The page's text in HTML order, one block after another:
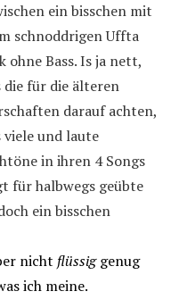
ein bisschen mit
schnoddrigen Uffta
ohne Bass. Is ja nett,
die für die älteren
darauf achten,
viele und laute
in ihren 4 Songs
für halbwegs geübte
ein bisschen
nicht flüssiggenug
ich meine.